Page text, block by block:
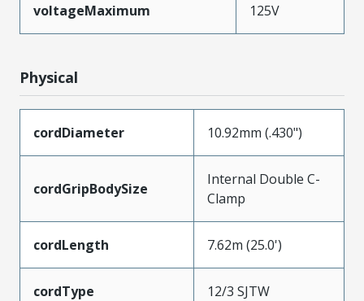
voltageMaximum 125V
Physical
cordDiameter 10.92mm (.430")
cordGripBodySize
Internal Double C-
Clamp
cordLength 7.62m (25.0')
cordType 12/3 SJTW